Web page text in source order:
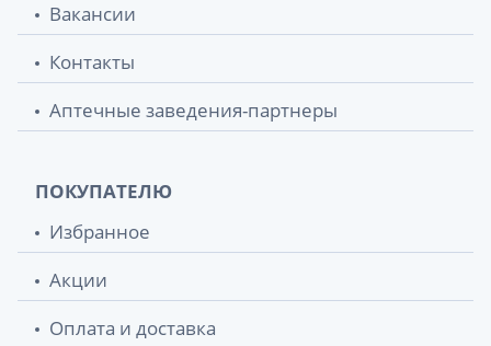
Вакансии
Контакты
Аптечные заведения-партнеры
ПОКУПАТЕЛЮ
Избранное
Акции
Оплата и доставка